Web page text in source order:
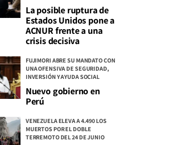
La posible ruptura de
Estados Unidos pone a
ACNUR frente a una
crisis decisiva
FUJIMORI ABRE SU MANDATO CON
UNA OFENSIVA DE SEGURIDAD,
INVERSIÓN Y AYUDA SOCIAL
Nuevo gobierno en
Perú
VENEZUELA ELEVA A 4.490 LOS
MUERTOS POR EL DOBLE
TERREMOTO DEL 24 DE JUNIO